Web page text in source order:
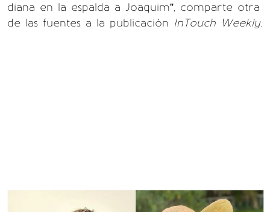
diana en la espalda a Joaquim”, comparte otra
de las fuentes a la publicación InTouch Weekly.